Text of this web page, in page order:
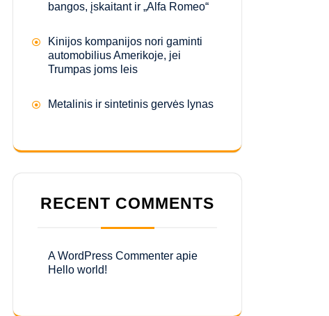
bangos, įskaitant ir „Alfa Romeo“
Kinijos kompanijos nori gaminti
automobilius Amerikoje, jei
Trumpas joms leis
Metalinis ir sintetinis gervės lynas
RECENT COMMENTS
A WordPress Commenter apie
Hello world!